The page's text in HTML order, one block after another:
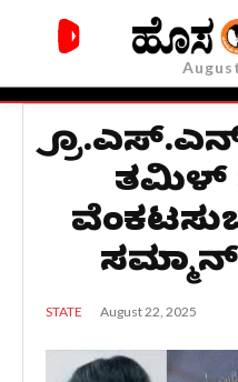
ತಮಿಳ್‌
STATE August 22, 2025